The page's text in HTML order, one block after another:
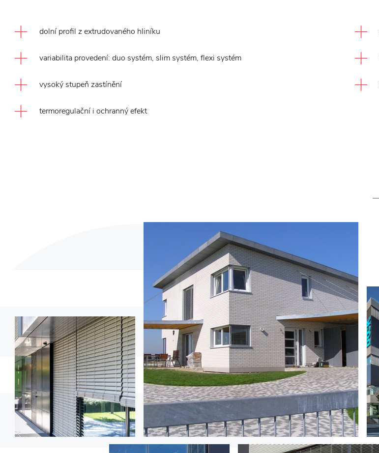
dolní profil z extrudovaného hliníku
variabilita provedení: duo systém, slim systém, flexi systém
vysoký stupeň zastínění
termoregulační i ochranný efekt